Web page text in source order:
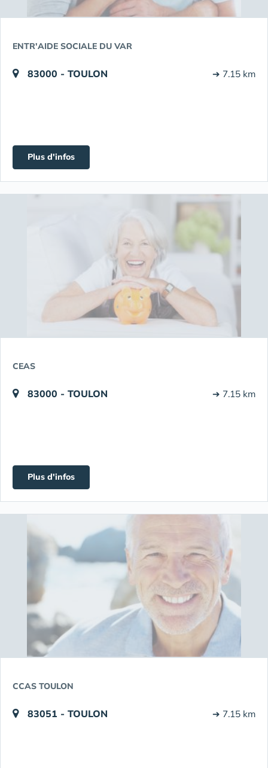
ENTR'AIDE SOCIALE DU VAR
83000 - TOULON ➔ 7.15 km
Plus d'infos
CEAS
83000 - TOULON ➔ 7.15 km
Plus d'infos
CCAS TOULON
83051 - TOULON ➔ 7.15 km